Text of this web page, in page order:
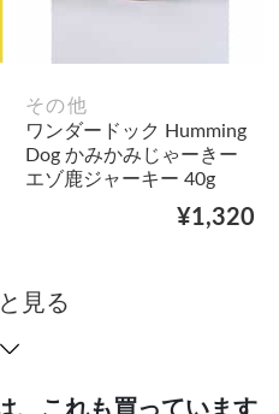
その他
ワンダードック Humming
Dog かみかみじゃーきー
エゾ鹿ジャーキー 40g
¥1,320
見る